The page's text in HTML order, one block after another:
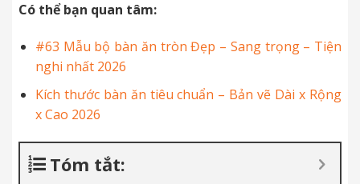
Có thể bạn quan tâm:
#63 Mẫu bộ bàn ăn tròn Đẹp – Sang trọng – Tiện
nghi nhất 2026
Kích thước bàn ăn tiêu chuẩn – Bản vẽ Dài x Rộng
x Cao 2026
Tóm tắt: